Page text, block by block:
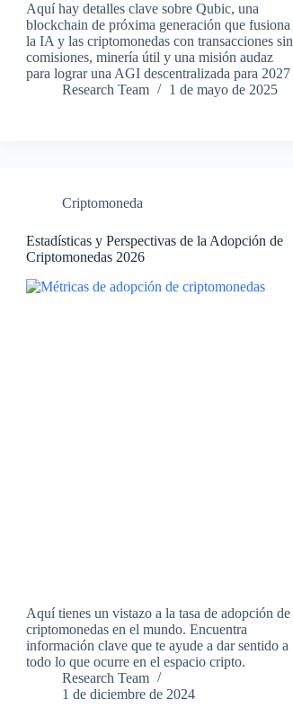
Aquí hay detalles clave sobre Qubic, una
blockchain de próxima generación que fusiona
la IA y las criptomonedas con transacciones sin
comisiones, minería útil y una misión audaz
para lograr una AGI descentralizada para 2027
Research Team
1 de mayo de 2025
Criptomoneda
Estadísticas y Perspectivas de la Adopción de
Criptomonedas 2026
Aquí tienes un vistazo a la tasa de adopción de
criptomonedas en el mundo. Encuentra
información clave que te ayude a dar sentido a
todo lo que ocurre en el espacio cripto.
Research Team
1 de diciembre de 2024